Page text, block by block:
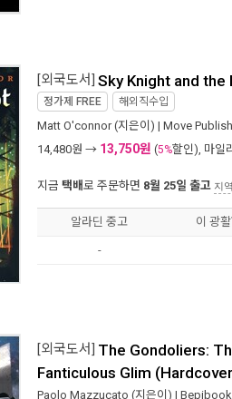
[외국도서] Sky Knight and
정가제 FREE 해외직수입
Matt O'connor(지은이) | Move
14,480원 → 13,750원 (5%할인), 마일
지금 택배로 주문하면 8월 25일 출고 지
알라딘 중고 이 광
-
[외국도서] The Gondoliers:
Fanticulous Glim
Paolo Mazzucato (지은이) |